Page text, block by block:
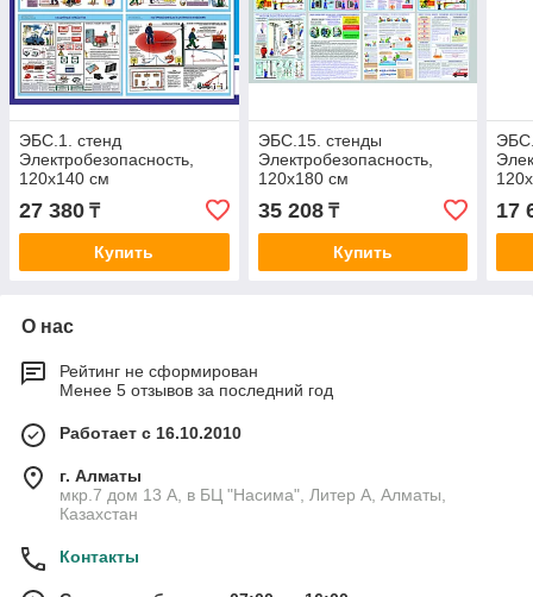
ЭБС.1. стенд
Электробезопасность,
120х140 см
27 380 ₸
Купить
ЭБС.15. стенды
Электробезопасность,
120х180 см
35 208₸
Купить
17
О нас
Рейтинг не сформирован
Менее 5 отзывов за последний год
Работает с 16.10.2010
г. Алматы
мкр.7 дом 13 А, в БЦ "Насима", Литер А, Алматы,
Казахстан
Контакты